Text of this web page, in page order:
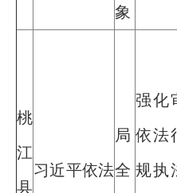
象
桃
江
县
习近平依法
局
全
强化
依法
规执